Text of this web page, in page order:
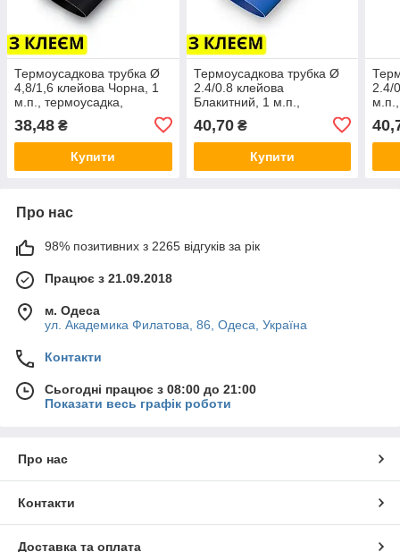
Термоусадкова трубка Ø
4,8/1,6 клейова Чорна, 1
м.п., термоусадка,
кабелю, термо трубка
38,48 ₴
Купити
Термоусадкова трубка Ø
2.4/0.8 клейова
Блакитний, 1 м.п.,
для дротів і кабелю, термо
трубка
40,70₴
Купити
2.4/
Про нас
98% позитивних з 2265 відгуків за рік
Працює з 21.09.2018
м. Одеса
ул. Академика Филатова, 86, Одеса, Україна
Контакти
Сьогодні працює з 08:00 до 21:00
Показати весь графік роботи
Про нас
Контакти
Доставка та оплата